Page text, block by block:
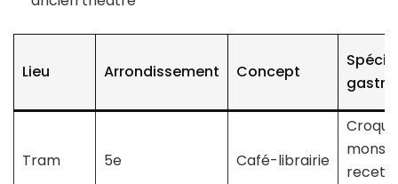
Lieu Arrondissement Concept
Tram 5e Café-librairie